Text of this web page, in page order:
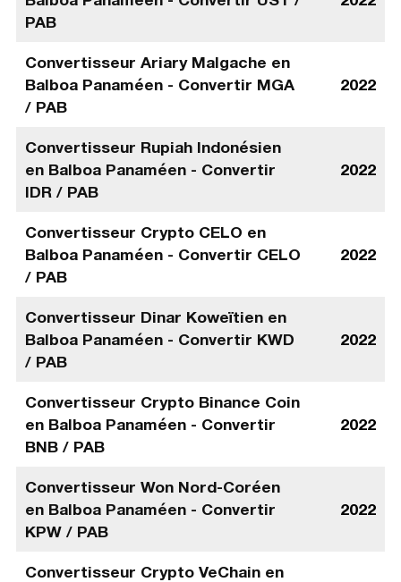
PAB
Convertisseur Ariary Malgache en
Balboa Panaméen - Convertir MGA
/ PAB
2022
Convertisseur Rupiah Indonésien
en Balboa Panaméen - Convertir
IDR / PAB
2022
Convertisseur Crypto CELO en
Balboa Panaméen - Convertir CELO
/ PAB
2022
Convertisseur Dinar Koweïtien en
Balboa Panaméen - Convertir KWD
/ PAB
2022
Convertisseur Crypto Binance Coin
en Balboa Panaméen - Convertir
BNB / PAB
2022
Convertisseur Won Nord-Coréen
en Balboa Panaméen - Convertir
KPW / PAB
2022
Convertisseur Crypto VeChain en